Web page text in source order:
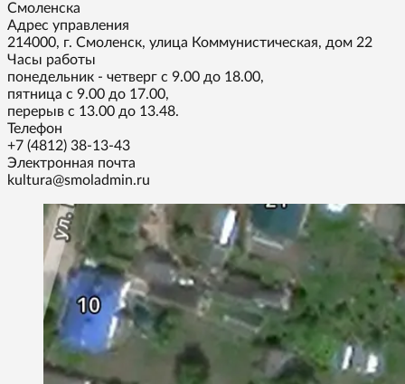
Смоленска
Адрес управления
214000, г. Смоленск, улица Коммунистическая, дом 22
Часы работы
понедельник - четверг с 9.00 до 18.00,
пятница с 9.00 до 17.00,
перерыв с 13.00 до 13.48.
Телефон
+7 (4812) 38-13-43
Электронная почта
kultura@smoladmin.ru